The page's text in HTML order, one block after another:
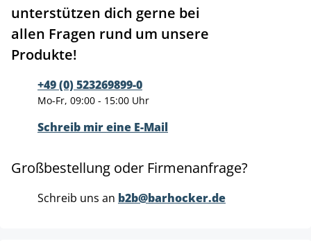
unterstützen dich gerne bei
allen Fragen rund um unsere
Produkte!
+49 (0) 523269899-0
Mo-Fr, 09:00 - 15:00 Uhr
Schreib mir eine E-Mail
Großbestellung oder Firmenanfrage?
Schreib uns an b2b@barhocker.de